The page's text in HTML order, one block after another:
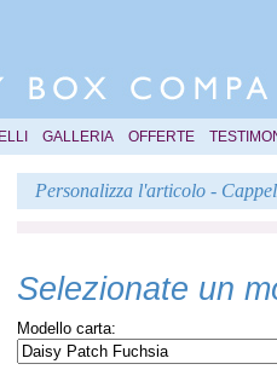
GALLERIA OFFERTE
Personalizza l'articolo -
Selezionate un
Modello carta: